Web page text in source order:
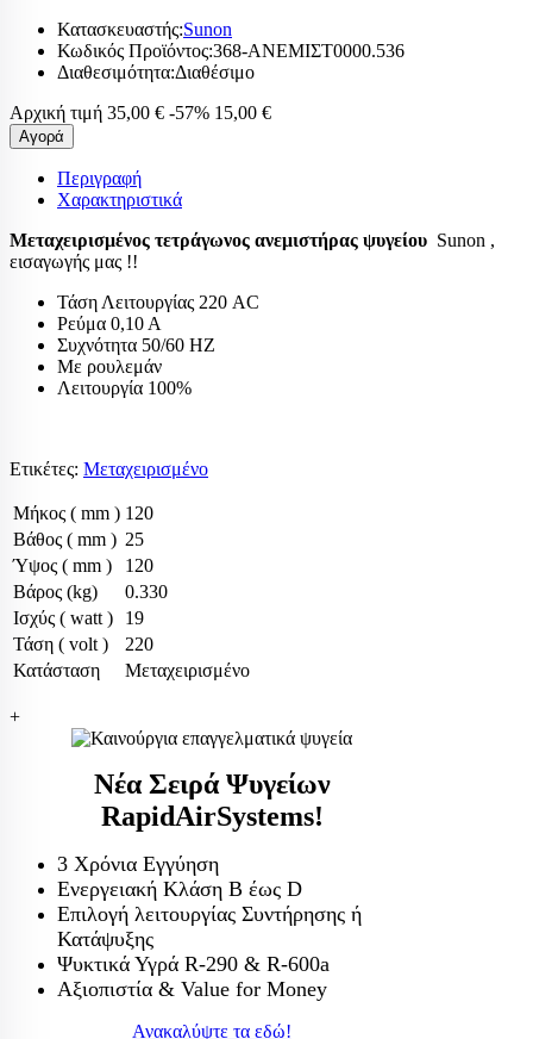
Κατασκευαστής:Sunon
Κωδικός Προϊόντος:368-ΑΝΕΜΙΣΤ0000.536
Διαθεσιμότητα:Διαθέσιμο
Αρχική τιμή 35,00 € -57% 15,00 €
Αγορά
Περιγραφή
Χαρακτηριστικά
Μεταχειρισμένος τετράγωνος ανεμιστήρας ψυγείου Sunon ,
εισαγωγής μας !!
Τάση Λειτουργίας 220 AC
Ρεύμα 0,10 Α
Συχνότητα 50/60 ΗΖ
Με ρουλεμάν
Λειτουργία 100%
Ετικέτες: Μεταχειρισμένο
Μήκος ( mm ) 120
Βάθος ( mm ) 25
Ύψος ( mm )
120
Βάρος (kg)
0.330
Ισχύς ( watt )
19
Τάση ( volt )
220
Κατάσταση
Μεταχειρισμένο
+
Νέα Σειρά Ψυγείων
RapidAirSystems!
3 Χρόνια Εγγύηση
Ενεργειακή Κλάση Β έως D
Επιλογή λειτουργίας Συντήρησης ή
Κατάψυξης
Ψυκτικά Υγρά R-290 & R-600a
Αξιοπιστία & Value for Money
Ανακαλύψτε τα εδώ!